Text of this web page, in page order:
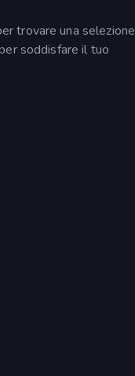
trovare una selezione
soddisfare il tuo